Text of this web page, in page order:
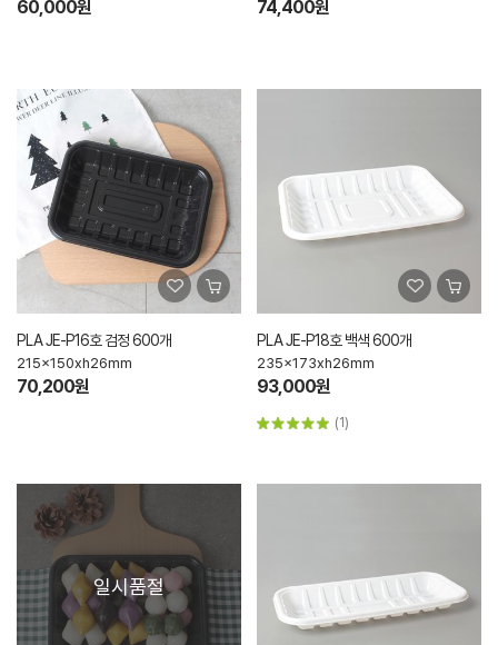
60,000원 74,400원
PLA JE-P16호 검정 600개
215x150xh26mm
70,200원
PLA JE-P18호 백색 600개
235x173xh26mm
93,000원
(1)
일시품절